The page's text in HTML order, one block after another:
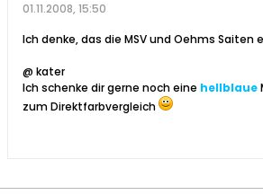
01.11.2008, 15:50
Ich denke, das die MSV und Oehms Saiten
@ kater
Ich schenke dir gerne noch eine hellblaue
zum Direktfarbvergleich